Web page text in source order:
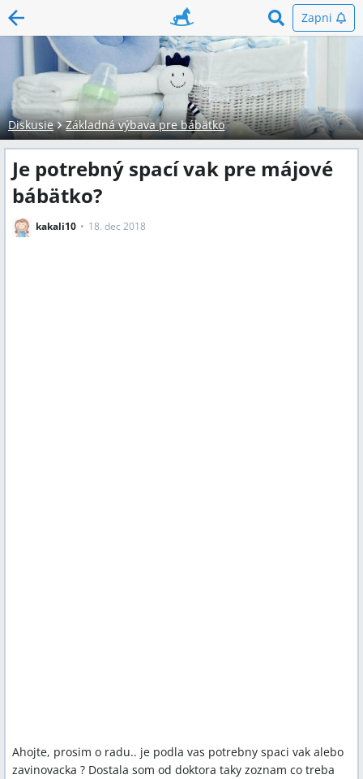
Zapni
Diskusie Základná výbava pre bábätko
Je potrebný spací vak pre májové
bábätko?
kakali10 18. dec 2018
Ahojte, prosim o radu.. je podla vas potrebny spaci vak alebo
zavinovacka ? Dostala som od doktora taky zoznam co treba